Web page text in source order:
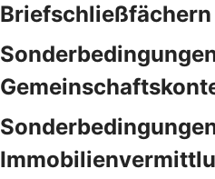
Briefschließfächern